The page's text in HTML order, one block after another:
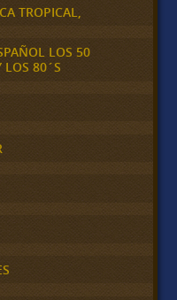
TROPICAL,
LOS 50
LOS 80´S